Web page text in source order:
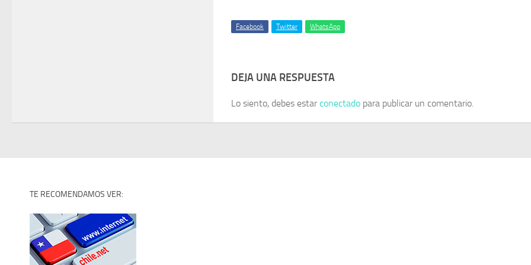
Facebook Twitter WhatsApp
DEJA UNA RESPUESTA
Lo siento, debes estarconectado para publicar un comentario.
TE RECOMENDAMOS VER: